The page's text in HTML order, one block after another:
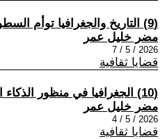
(9) التاريخ والجغرافيا توأم السطو على مصائر الامم
مضر خليل عمر
2026 / 5 / 7
قضايا ثقافية
(10) الجغرافيا في منظور الذكاء الاصطناعي
مضر خليل عمر
2026 / 5 / 4
قضايا ثقافية